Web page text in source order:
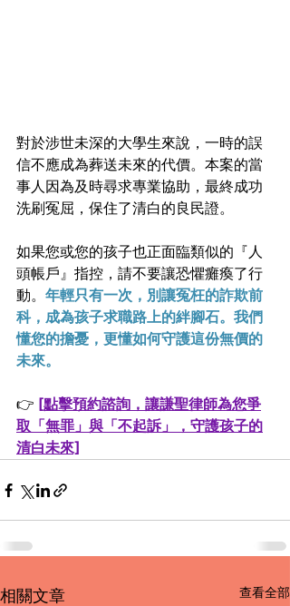
對於涉世未深的大學生來說，一時的誤
信不應成為葬送未來的代價。本案的當
事人因為及時尋求專業協助，最終成功
洗刷冤屈，保住了清白的良民證。
如果您或您的孩子也正面臨類似的『人
頭帳戶』指控，請不要讓恐懼癱瘓了行
動。 年輕只有一次，別讓冤枉的詐欺前
科，成為孩子求職路上的絆腳石。我們
懂您的擔憂，更懂如何守護這份無價的
未來。
👉 [點擊預約諮詢，讓謙聖律師為您爭
取「無罪」與「不起訴」，守護孩子的
清白未來]
相關文章 查看全部